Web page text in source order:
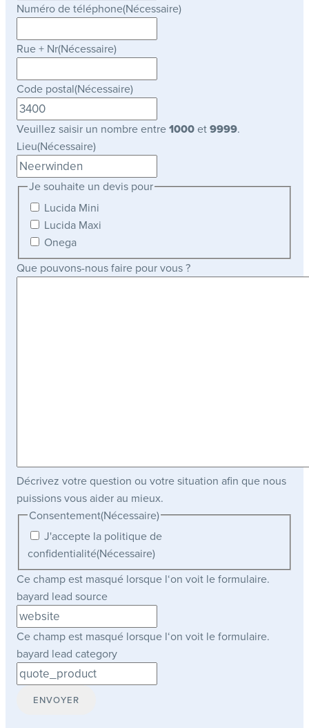
Numéro de téléphone(Nécessaire)
Rue + Nr(Nécessaire)
Code postal(Nécessaire)
Veuillez saisir un nombre entre1000et9999.
Lieu(Nécessaire)
Je souhaite un devis pour
Lucida Mini
Lucida Maxi
Onega
Que pouvons-nous faire pour vous ?
Décrivez votre question ou votre situation afin que nous
puissions vous aider au mieux.
Consentement(Nécessaire)
J'accepte la politique de
confidentialité(Nécessaire)
Ce champ est masqué lorsque l‘on voit le formulaire.
bayard lead source
Ce champ est masqué lorsque l‘on voit le formulaire.
bayard lead category